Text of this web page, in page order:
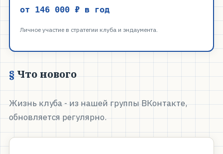
от 146 000 ₽ в год
Личное участие в стратегии клуба и эндаумента.
Что нового
Жизнь клуба - из нашей группы ВКонтакте,
обновляется регулярно.